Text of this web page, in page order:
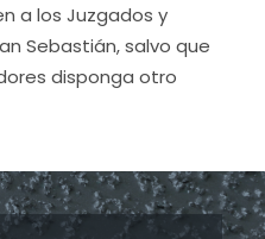
a los Juzgados y
Sebastián, salvo que
disponga otro